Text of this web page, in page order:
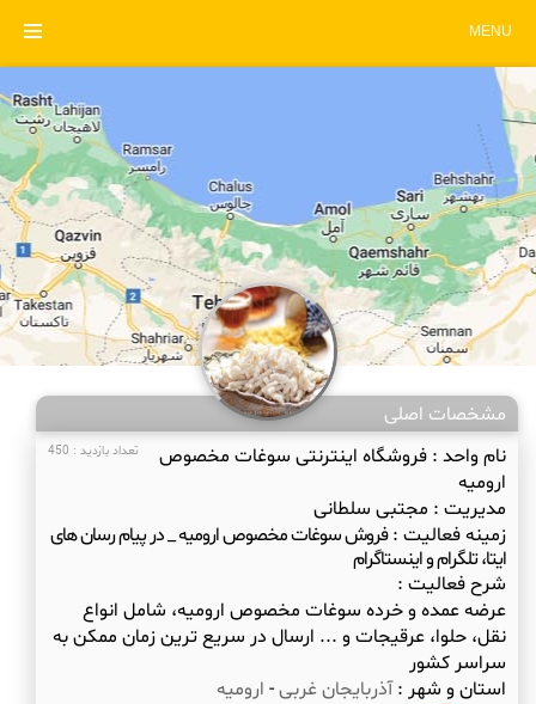
MENU
مشخصات اصلی
تعداد بازدید : 450 نام واحد :فروشگاه اینترنتی سوغات مخصوص
ارومیه
مدیریت : مجتبی سلطانی
زمینه فعالیت :فروش سوغات مخصوص ارومیه _ در پیام رسان های
ایتا، تلگرام و اینستاگرام
شرح فعالیت :
عرضه عمده و خرده سوغات مخصوص ارومیه، شامل انواع
نقل، حلوا، عرقیجات و ... ارسال در سریع ترین زمان ممکن به
سراسر کشور
استان و شهر :آذربایجان غربی- ارومیه